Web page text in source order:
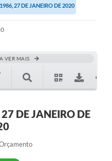
27 DE JANEIRO DE 2020
VER MAIS
DE JANEIRO DE